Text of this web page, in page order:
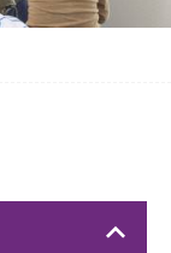
keyboard_arrow_up